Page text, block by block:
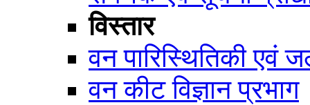
विस्तार
वन पारिस्थितिकी एवं
वन कीट विज्ञान प्रभाग